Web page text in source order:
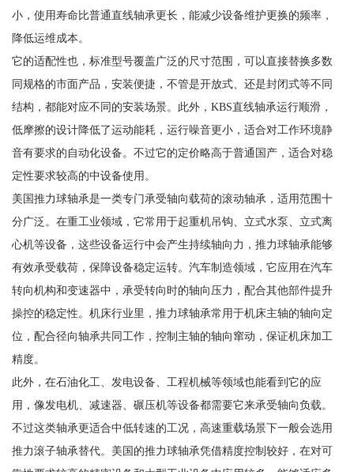
小，使用寿命比普通直线轴承更长，能减少设备维护更换的频率，
降低运维成本。
它的适配性也，标准型号覆盖广泛的尺寸范围，可以直接替换多数
同规格的市面产品，安装便捷，不管是开放式、还是封闭式等不同
结构，都能对应不同的安装场景。此外，KBS直线轴承运行顺滑，
低摩擦的设计降低了运动能耗，运行噪音更小，适合对工作环境静
音有要求的自动化设备。不过它的定价略高于普通国产，适合对稳
定性要求较高的中设备使用。
美国推力球轴承是一类专门承受轴向载荷的滚动轴承，适用范围十
分广泛。在重工业领域，它常用于起重机吊钩、立式水泵、立式离
心机等设备，这些设备运行中会产生持续轴向力，推力球轴承能够
有效承受载荷，保障设备稳定运转。汽车制造领域，它应用在汽车
转向机构和变速器中，承受转向时的轴向压力，配合其他部件提升
操控的稳定性。机床行业里，推力球轴承常用于机床主轴的轴向定
位，配合径向轴承共同工作，控制主轴的轴向窜动，保证机床加工
精度。
此外，在石油化工、发电设备、工程机械等领域也能看到它的应
用，像发电机、减速器、碾压机等设备都需要它来承受轴向负载。
不过这类轴承更适合中低转速的工况，高速重载场景下一般会选用
推力滚子轴承替代。美国的推力球轴承凭借精度控制较好，在对可